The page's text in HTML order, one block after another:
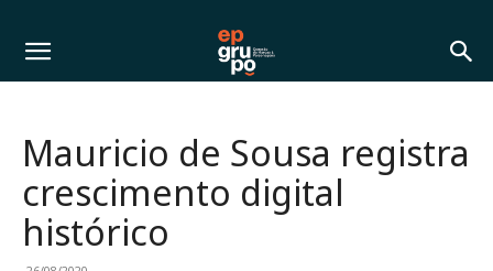
Mauricio de Sousa registra
crescimento digital
histórico